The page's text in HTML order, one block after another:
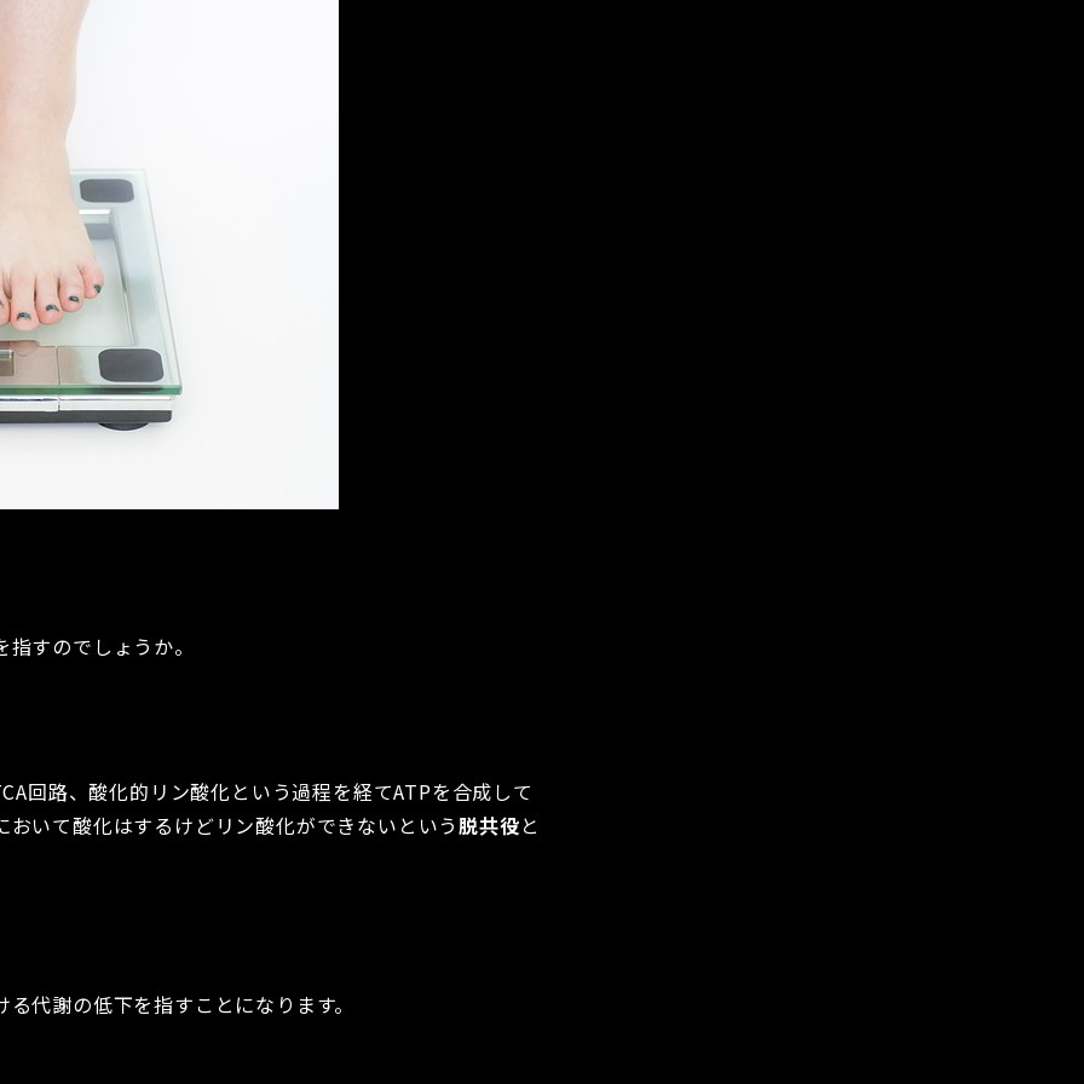
すのでしょうか。
回路、酸化的リン酸化という過程を経てATPを合成して
いて酸化はするけどリン酸化ができないという脱共役と
代謝の低下を指すことになります。